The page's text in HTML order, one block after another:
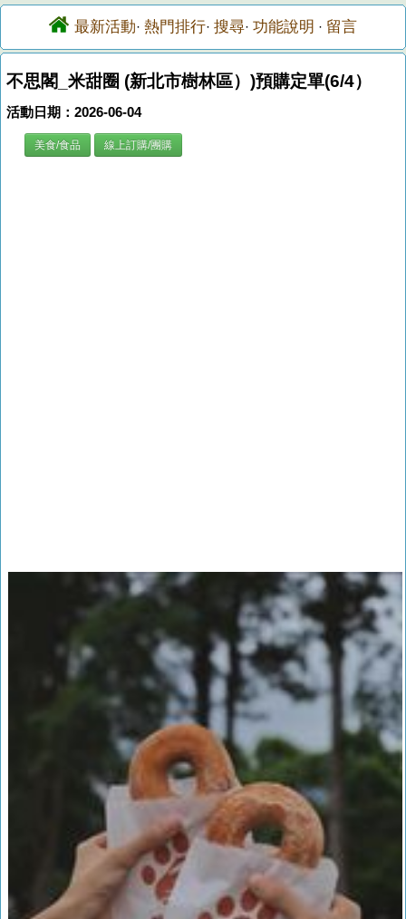
最新活動· 熱門排行· 搜尋· 功能說明 · 留言
不思閣_米甜圈 (新北市樹林區）)預購定單(6/4）
活動日期：2026-06-04
美食/食品 線上訂購/團購